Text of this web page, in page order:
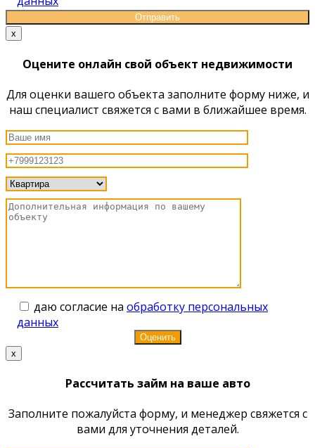
x
Оцените онлайн свой объект недвижимости
Для оценки вашего объекта заполните форму ниже, и
наш специалист свяжется с вами в ближайшее время.
даю согласие на обработку персональных
данных
x
Рассчитать займ на ваше авто
Заполните пожалуйста форму, и менеджер свяжется с
вами для уточнения деталей.